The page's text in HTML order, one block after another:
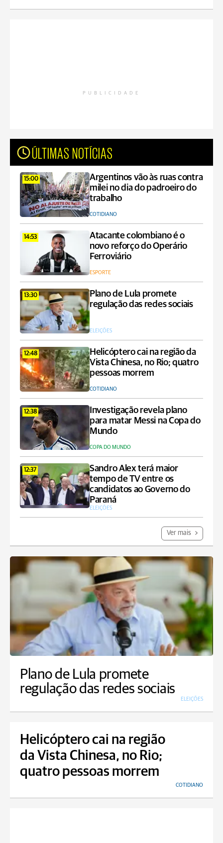
PUBLICIDADE
ÚLTIMAS NOTÍCIAS
15:00
Argentinos vão às ruas contra
milei no dia do padroeiro do
trabalho
COTIDIANO
14:53
Atacante colombiano é o
novo reforço do Operário
Ferroviário
ESPORTE
13:30
Plano de Lula promete
regulação das redes sociais
ELEIÇÕES
12:48
Helicóptero cai na região da
Vista Chinesa, no Rio; quatro
pessoas morrem
COTIDIANO
12:38
Investigação revela plano
para matar Messi na Copa do
Mundo
COPA DO MUNDO
12:37
Sandro Alex terá maior
tempo de TV entre os
candidatos ao Governo do
Paraná
ELEIÇÕES
Ver mais
Plano de Lula promete
regulação das redes sociais
ELEIÇÕES
Helicóptero cai na região
da Vista Chinesa, no Rio;
quatro pessoas morrem
COTIDIANO